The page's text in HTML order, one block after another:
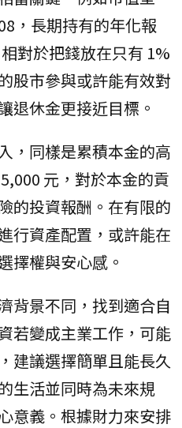
，長期持有的年化報
對於把錢放在只有 1%
股市參與或許能有效對
退休金更接近目標。
，同樣是累積本金的高
元，對於本金的貢
的投資報酬。在有限的
行資產配置，或許能在
擇權與安心感。
背景不同，找到適合自
若變成主業工作，可能
建議選擇簡單且能長久
生活並同時為未來規
意義。根據財力來安排